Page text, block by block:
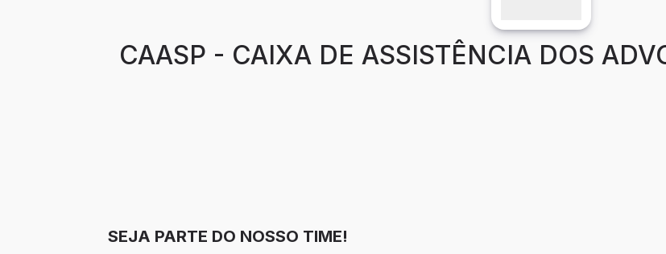
CAASP - CAIXA DE ASSISTÊNCIA DOS
SEJA PARTE DO NOSSO TIME!